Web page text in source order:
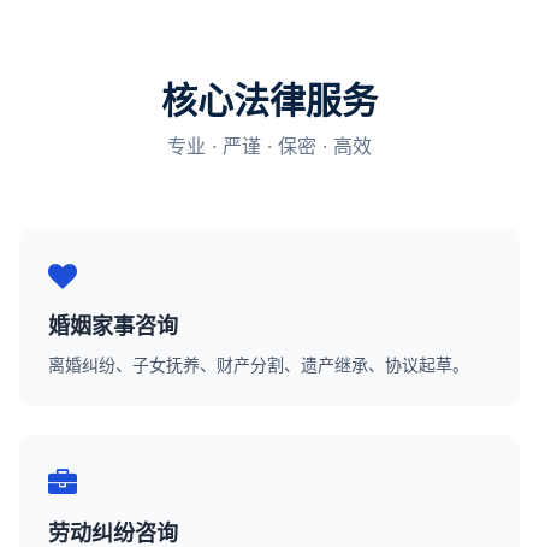
核心法律服务
专业 · 严谨 · 保密 · 高效
婚姻家事咨询
离婚纠纷、子女抚养、财产分割、遗产继承、协议起草。
劳动纠纷咨询